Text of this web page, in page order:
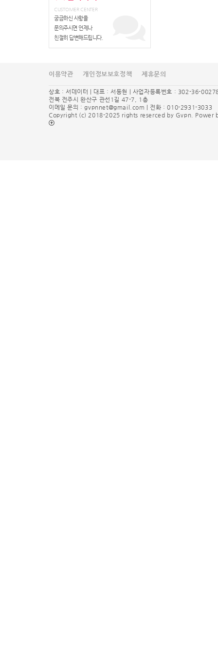
CUSTOMER CENTER
궁금하신 사항을
문의주시면 언제나
친절히 답변해드립니다.
이용약관 개인정보보호정책 제휴문의
상호 : 서데이터 | 대표 : 서동현 | 사업자등록번호 : 302-36-
전북 전주시 완산구 관선1길 47-7, 1층
이메일 문의 :gvpnnet@gmail.com
| 전화 : 010-2931-3033
Copyright (c) 2018-2025 rights reserced by Gvpn. Power